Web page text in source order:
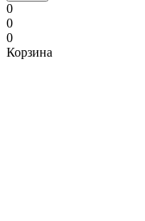
0
0
0
Корзина